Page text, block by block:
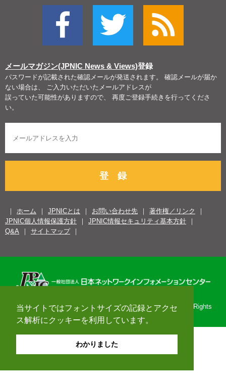
当サイトではフォントサイズの記録とアクセ
ス解析にクッキーを利用しています。
わかりました
メールマガジン(JPNIC News & Views)登録
パスワードが記載された確認メールが発送されます。 確認メールが届か
ない場合は、 ご入力いただいたメールアドレスが
誤っていた可能性がありますので、 再度ご登録手続きを行ってくださ
い。
登 録
ホーム JPNICとは お問い合わせ先
著作権／リンク
JPNIC個人情報保護方針
JPNIC情報セキュリティ基本方針
Q&A
サイトマップ
Copyright© 1996-2026 Japan Network Information Center. All Rights
Reserved.